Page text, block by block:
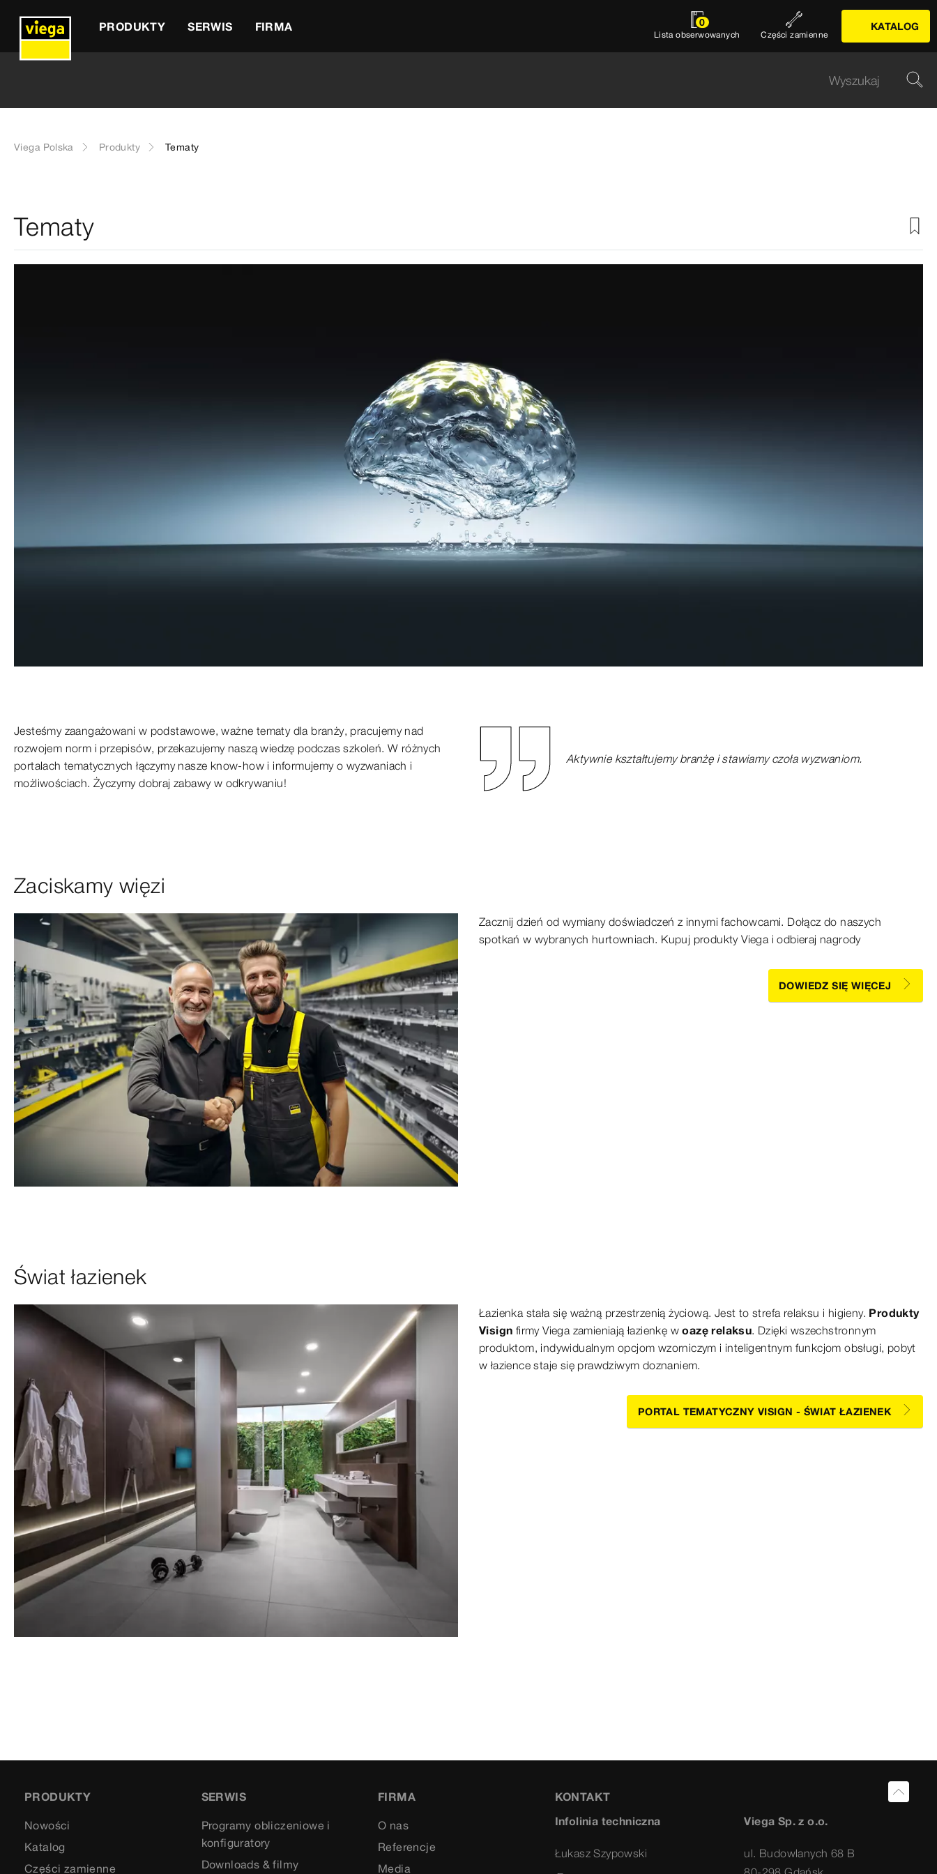
PRODUKTY SERWIS FIRMA 0
Lista obserwowanych Części zamienne
KATALOG
Viega Polska Produkty Tematy
Tematy
Jesteśmy zaangażowani w podstawowe, ważne tematy dla branży, pracujemy nad
rozwojem norm i przepisów, przekazujemy naszą wiedzę podczas szkoleń. W różnych
portalach tematycznych łączymy nasze know-how i informujemy o wyzwaniach i
możliwościach. Życzymy dobraj zabawy w odkrywaniu!
Aktywnie kształtujemy branżę i stawiamy czoła wyzwaniom.
Zaciskamy więzi
Zacznij dzień od wymiany doświadczeń z innymi fachowcami. Dołącz do naszych
spotkań w wybranych hurtowniach. Kupuj produkty Viega i odbieraj nagrody
DOWIEDZ SIĘ WIĘCEJ
Świat łazienek
Łazienka stała się ważną przestrzenią życiową. Jest to strefa relaksu i higieny. Produkty
Visign firmy Viega zamieniają łazienkę woazę relaksu. Dzięki wszechstronnym
produktom, indywidualnym opcjom wzorniczym i inteligentnym funkcjom obsługi, pobyt
w łazience staje się prawdziwym doznaniem.
PORTAL TEMATYCZNY VISIGN - ŚWIAT ŁAZIENEK
PRODUKTY
Nowości
Katalog
Części zamienne
SERWIS
Programy obliczeniowe i
konfiguratory
Downloads & filmy
FIRMA
O nas
Referencje
Media
KONTAKT
Infolinia techniczna
Łukasz Szypowski
Viega Sp. z o.o.
ul. Budowlanych 68 B